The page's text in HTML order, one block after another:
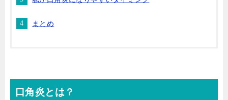
まとめ
口角炎とは？